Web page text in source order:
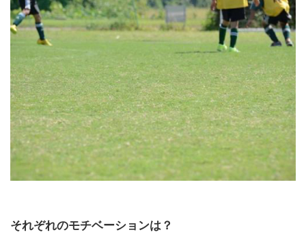
それぞれのモチベーションは？